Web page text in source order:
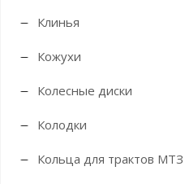
Клинья
Кожухи
Колесные диски
Колодки
Кольца для трактов МТЗ